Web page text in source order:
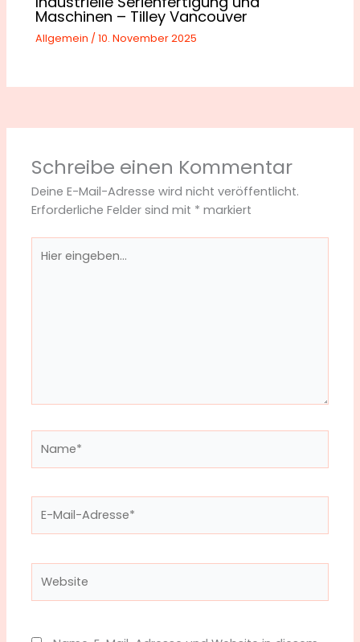
Maschinen – Tilley Vancouver
Allgemein /10. November 2025
Schreibe einen Kommentar
Deine E-Mail-Adresse wird nicht veröffentlicht.
Erforderliche Felder sind mit * markiert
eingeben…
Mail-